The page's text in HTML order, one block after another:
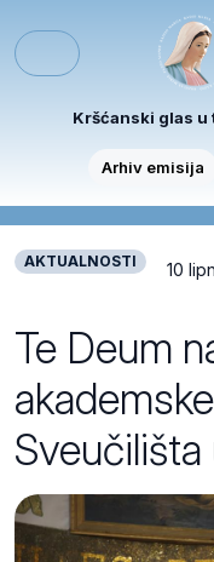
Menu
Kršćanski glas u
Arhiv emisija
AKTUALNOSTI 10
Te Deum